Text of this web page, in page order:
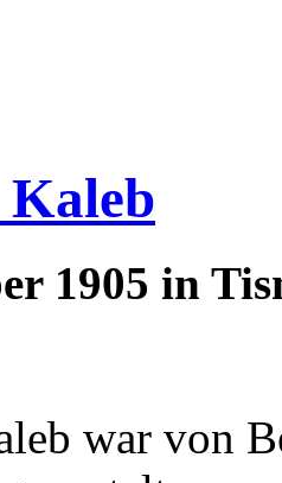
1905 in
war von